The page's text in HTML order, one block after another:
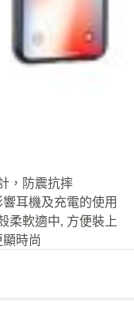
，防震抗摔
耳機及充電的使用
柔軟適中, 方便裝上
時尚